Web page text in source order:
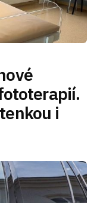
i